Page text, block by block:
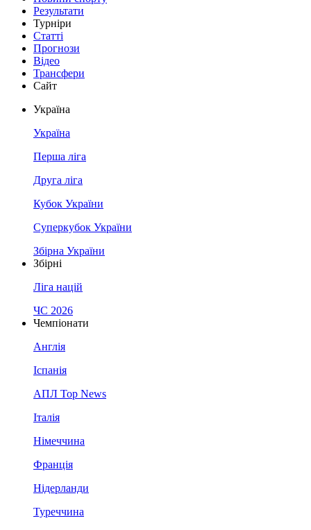
Результати
Турніри
Статті
Прогнози
Відео
Трансфери
Сайт
Україна
Україна
Перша ліга
Друга ліга
Кубок України
Суперкубок України
Збірна України
Збірні
Ліга націй
ЧС 2026
Чемпіонати
Англія
Іспанія
АПЛ Top News
Італія
Німеччина
Франція
Нідерланди
Туреччина